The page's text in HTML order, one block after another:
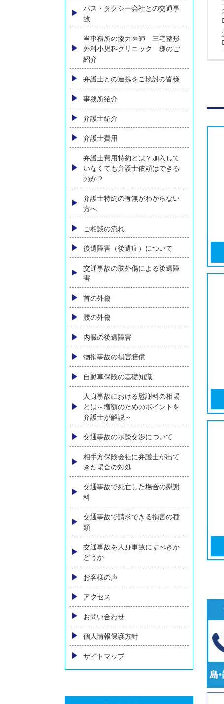
慰謝料・過失割合～
交通事故により顔に傷跡が残っ
た場合、慰謝料など賠償はどう
横須賀でバイク事故に強い弁護
士に相談
バス・タクシー会社との交通事
故
当事務所の協力医師 三宅整形
外科小児科クリニック 様のご
紹介
弁護士との連携をご検討の皆様
事務所紹介
弁護士紹介
弁護士費用
弁護士費用特約とは？加入して
いなくても弁護士依頼はできる
のか？
弁護士特約の有無がわからない
ご相談の流れ
後遺障害（後遺症）について
交通事故の脳外傷による後遺障
害
首の外傷
腰の外傷
内臓の後遺障害
物損事故の損害賠償
自動車保険の基礎知識
人身事故における慰謝料の相場
弁護士が解説～
相手方保険会社に弁護士が出て
きた場合の対処
交通事故で死亡した場合の慰謝
料